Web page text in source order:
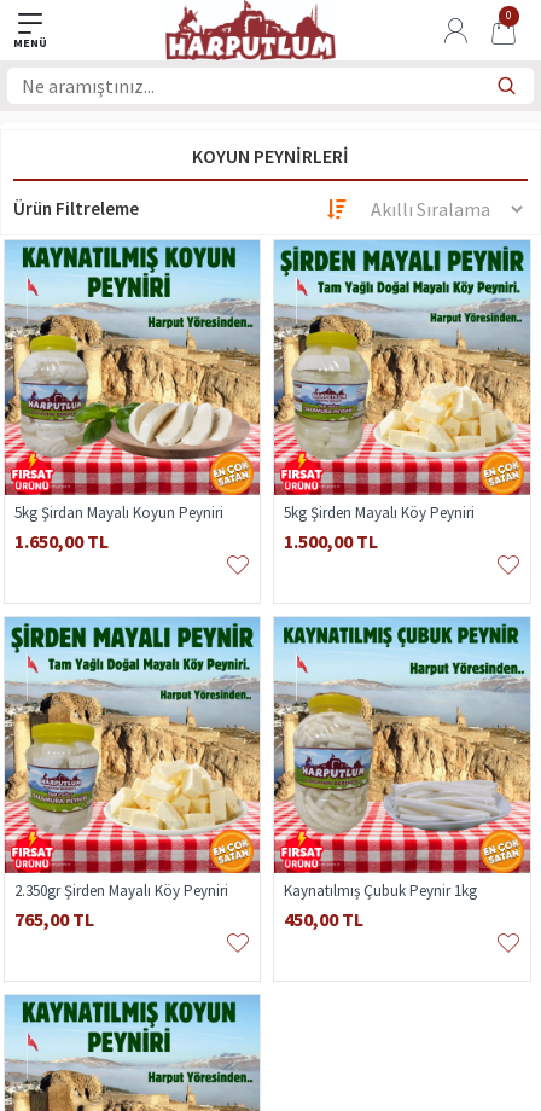
0
KOYUN PEYNIRLERI
Ürün Filtreleme
5kg Şirdan Mayalı Koyun Peyniri
1.650,00 TL
5kg Şirden Mayalı Köy Peyniri
1.500,00 TL
2.350gr Şirden Mayalı Köy Peyniri
765,00 TL
Kaynatılmış Çubuk Peynir 1kg
450,00 TL